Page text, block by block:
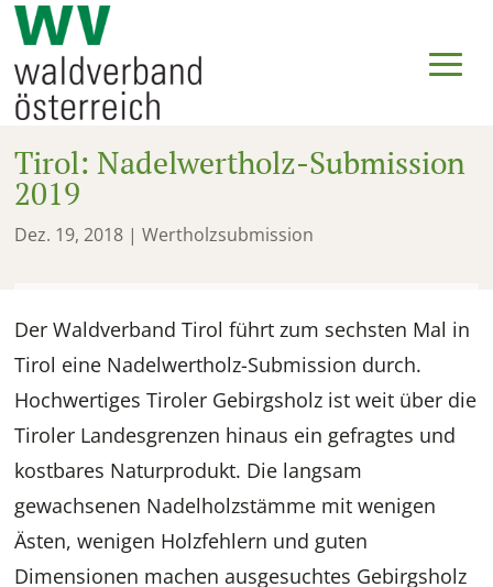
Tirol: Nadelwertholz-Submission
2019
Dez. 19, 2018 |Wertholzsubmission
Der Waldverband Tirol führt zum sechsten Mal in
Tirol eine Nadelwertholz-Submission durch.
Hochwertiges Tiroler Gebirgsholz ist weit über die
Tiroler Landesgrenzen hinaus ein gefragtes und
kostbares Naturprodukt. Die langsam
gewachsenen Nadelholzstämme mit wenigen
Ästen, wenigen Holzfehlern und guten
Dimensionen machen ausgesuchtes Gebirgsholz